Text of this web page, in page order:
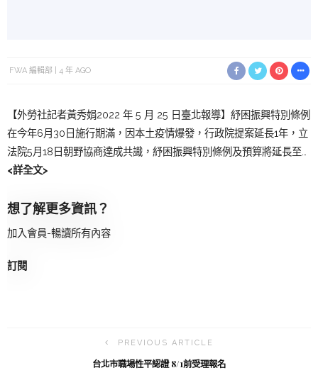
FWA 編輯部 4 年 AGO
【外勞社記者黃秀娟2022 年 5 月 25 日臺北報導】紓困振興特別條例
在今年6月30日施行期滿，因本土疫情爆發，行政院提案延長1年，立
法院5月18日朝野協商達成共識，紓困振興特別條例及預算將延長至…
<詳全文>
想了解更多資訊？
加入會員-暢讀所有內容
訂閱
PREVIOUS ARTICLE
台北市職場性平認證 8/1前受理報名